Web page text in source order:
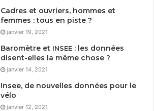
Cadres et ouvriers, hommes et
femmes : tous en piste ?
janvier 19, 2021
Baromètre et INSEE : les données
disent-elles la même chose ?
janvier 14, 2021
Insee, de nouvelles données pour le
vélo
janvier 12, 2021